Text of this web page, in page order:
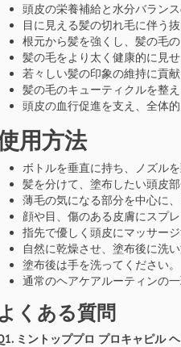
頭皮の栄養補給と水分バランス
目に見える髪の切れ毛に伴う
根元から髪を強くし、髪の毛
髪の毛をより太く健康的に見
若々しい髪の印象の維持に貢献
髪の毛のキューティクルを整
頭皮の血行促進を支え、全体
用方法
ボトルを垂直に持ち、ノズル
髪を分けて、塗布したい頭皮部
薄毛の気になる部分を中心に
顔や目、傷のある皮膚にスプ
指先で優しく頭皮にマッサー
自然に乾燥させ、塗布後に洗
塗布後は手を洗ってください。
通常のヘアケアルーティンの
よくある質問
ミントッププロ プロキャピル